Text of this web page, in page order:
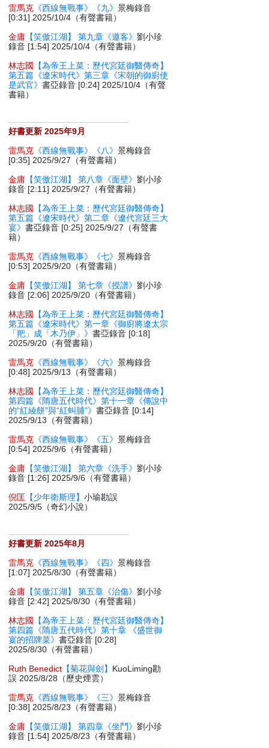
雷馬克 《西線無戰事》《九》景梅錄音
[0:31] 2025/10/4（有聲書籍）
金庸 【笑傲江湖】 第九章《邀客》劉小珍
錄音 [1:54] 2025/10/4（有聲書籍）
林志國
【為帝王上菜：歷代宮廷御醫傳奇】
第五篇《遼宋時代》第三章《宋朝的御廚使
是武官》書亞錄音 [0:24] 2025/10/4（有聲
書籍）
好書更新 2025年9月
雷馬克 《西線無戰事》《八》景梅錄音
[0:35] 2025/9/27（有聲書籍）
金庸 【笑傲江湖】 第八章《面壁》劉小珍
錄音 [2:11] 2025/9/27（有聲書籍）
林志國
【為帝王上菜：歷代宮廷御醫傳奇】
第五篇《遼宋時代》第二章《遼代宮廷三大
宴》書亞錄音 [0:25] 2025/9/27（有聲書
籍）
雷馬克 《西線無戰事》《七》景梅錄音
[0:53] 2025/9/20（有聲書籍）
金庸 【笑傲江湖】 第七章《授譜》劉小珍
錄音 [2:06] 2025/9/20（有聲書籍）
林志國
【為帝王上菜：歷代宮廷御醫傳奇】
第五篇《遼宋時代》第一章《御廚將遼太宗
「羓」成「木乃伊」》書亞錄音 [0:18]
2025/9/20（有聲書籍）
雷馬克 《西線無戰事》《六》景梅錄音
[0:48] 2025/9/13（有聲書籍）
林志國
【為帝王上菜：歷代宮廷御醫傳奇】
第四篇《隋唐五代時代》第十一章《傳說中
的“紅綾餅”與“紅虯脯”》書亞錄音 [0:14]
2025/9/13（有聲書籍）
雷馬克 《西線無戰事》《五》景梅錄音
[0:54] 2025/9/6（有聲書籍）
金庸 【笑傲江湖】 第六章《洗手》劉小珍
錄音 [1:26] 2025/9/6（有聲書籍）
倪匡 【少年衛斯理】小瑜勘誤
2025/9/5（奇幻小說）
好書更新 2025年8月
雷馬克 《西線無戰事》《四》景梅錄音
[1:07] 2025/8/30（有聲書籍）
金庸 【笑傲江湖】 第五章《治傷》劉小珍
錄音 [2:42] 2025/8/30（有聲書籍）
林志國
【為帝王上菜：歷代宮廷御醫傳奇】
第四篇《隋唐五代時代》第十章 《盛世御
宴的招牌菜》書亞錄音 [0:28]
2025/8/30（有聲書籍）
Ruth Benedict 【菊花與劍】 KuoLiming勘
誤 2025/8/28（歷史煙雲）
雷馬克 《西線無戰事》《三》景梅錄音
[0:38] 2025/8/23（有聲書籍）
金庸 【笑傲江湖】 第四章《坐鬥》劉小珍
錄音 [1:54] 2025/8/23（有聲書籍）